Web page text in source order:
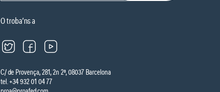
O troba’ns a
C/ de Provença, 281, 2n 2ª, 08037 Barcelona
tel. +34 932 01 04 77